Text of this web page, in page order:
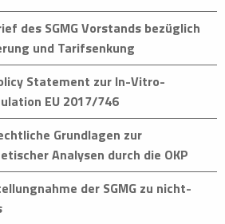
des SGMG Vorstands bezüglich
und Tarifsenkung
Statement zur In-Vitro-
EU 2017/746
Grundlagen zur
Analysen durch die OKP
der SGMG zu nicht-